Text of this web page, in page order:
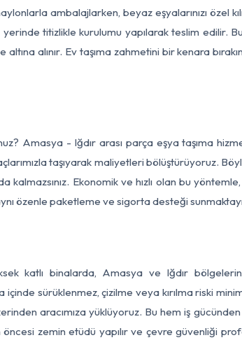
ambalajlarken, beyaz eşyalarınızı özel
titizlikle kurulumu yapılarak teslim edilir.
altına alınır. Ev taşıma zahmetini bir kenara
Amasya - Iğdır arası parça eşya taşıma
taşıyarak maliyetleri bölüştürüyoruz.
Ekonomik ve hızlı olan bu
aynı özenle paketleme ve sigorta desteği
katlı binalarda, Amasya ve Iğdır
sürüklenmez, çizilme veya kırılma riski
aracımıza yüklüyoruz. Bu hem iş
öncesi zemin etüdü yapılır ve çevre güvenliği